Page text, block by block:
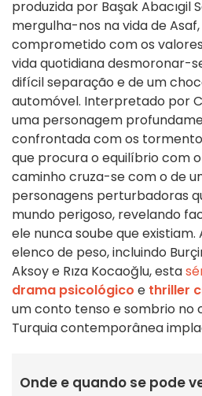
produzida por Başak Abacıgil
mergulha-nos na vida de
comprometido com os
vida quotidiana desmoronar-
difícil separação e de um
automóvel. Interpretado por
uma personagem
confrontada com os
que procura o equilíbrio com o
caminho cruza-se com o de
personagens perturbadoras
mundo perigoso, revelando
ele nunca soube que
elenco de peso, incluindo
Aksoy e Rıza Kocaoğlu, esta
drama psicológico e thriller
um conto tenso e sombrio no
Turquia contemporânea
Onde e quando se pode